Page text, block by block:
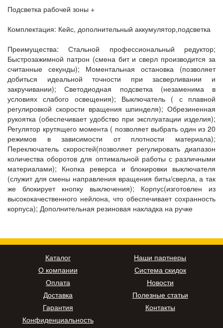
Подсветка рабочей зоны +
Комплектация: Кейс, дополнительный аккумулятор,подсветка
Преимущества: Стальной профессиональный редуктор;
Быстрозажимной патрон (смена бит и сверл производится за
считанные секунды); Моментальная остановка (позволяет
добиться идеальной точности при засверливании и
закручивании); Светодиодная подсветка (незаменима в
условиях слабого освещения); Выключатель ( с плавной
регулировкой скорости вращения шпинделя); Обрезиненная
рукоятка (обеспечивает удобство при эксплуатации изделия);
Регулятор крутящего момента ( позволяет выбрать один из 20
режимов в зависимости от плотности материала);
Переключатель скоростей(позволяет регулировать диапазон
количества оборотов для оптимальной работы с различными
материалами); Кнопка реверса и блокировки выключателя
(служит для смены направления вращения биты/сверла, а так
же блокирует кнопку выключения); Корпус(изготовлен из
высококачественного нейлона, что обеспечивает сохранность
корпуса); Дополнительная резиновая накладка на ручке
Каталог
О компании
Оплата
Доставка
Гарантия
Конфиденциальность
Наши партнеры
Система скидок
Новости
Полезные статьи
Контакты